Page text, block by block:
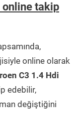
online takip
online olarak
C3 1.4 Hdi
edebilir,
değiştiğini